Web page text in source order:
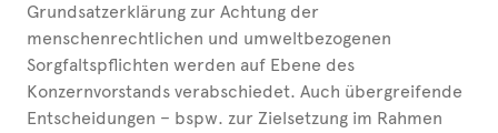
Grundsatzerklärung zur Achtung der
menschenrechtlichen und umweltbezogenen
Sorgfaltspflichten werden auf Ebene des
Konzernvorstands verabschiedet. Auch übergreifende
Entscheidungen – bspw. zur Zielsetzung im Rahmen